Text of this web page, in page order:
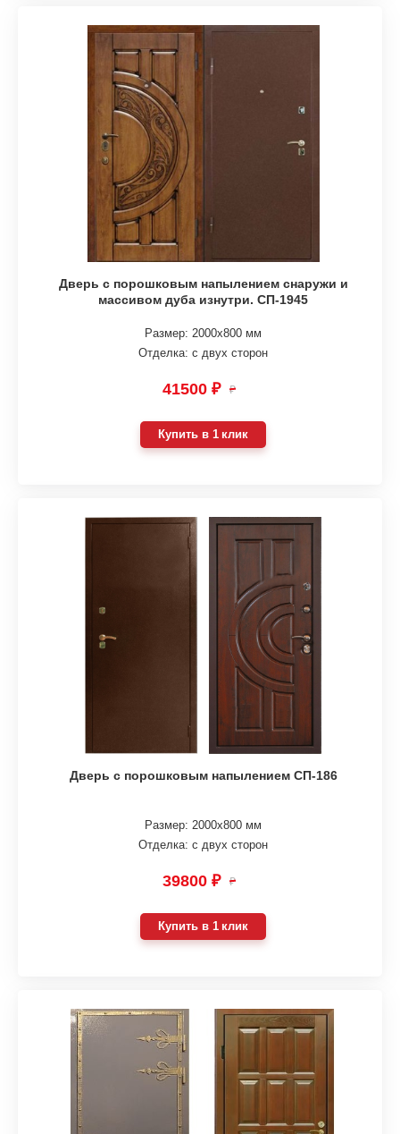
Дверь с порошковым напылением снаружи и
массивом дуба изнутри. СП-1945
Размер: 2000х800 мм
Отделка: с двух сторон
41500 ₽ ₽
Купить в 1 клик
Дверь с порошковым напылением СП-186
Размер: 2000х800 мм
Отделка: с двух сторон
39800 ₽ ₽
Купить в 1 клик